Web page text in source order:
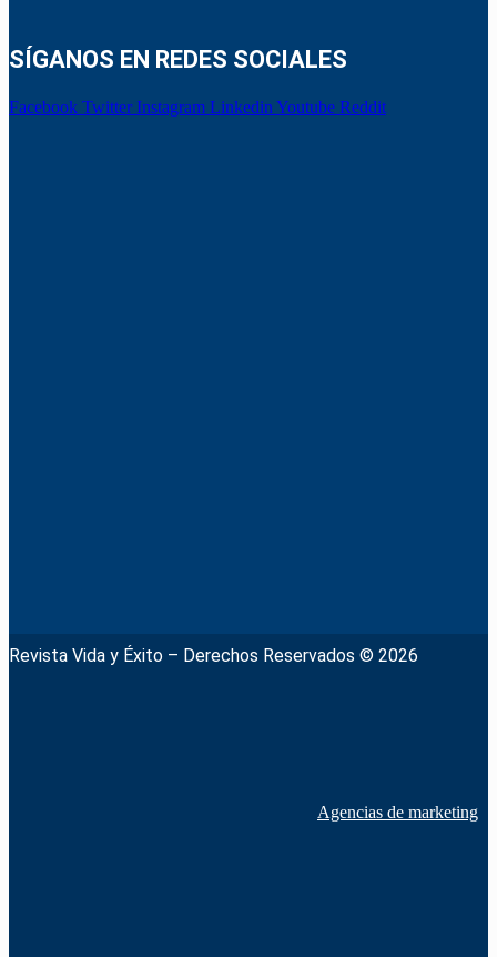
SÍGANOS EN REDES SOCIALES
Facebook Twitter Instagram Linkedin Youtube Reddit
Revista Vida y Éxito – Derechos Reservados © 2026
Agencias de marketing